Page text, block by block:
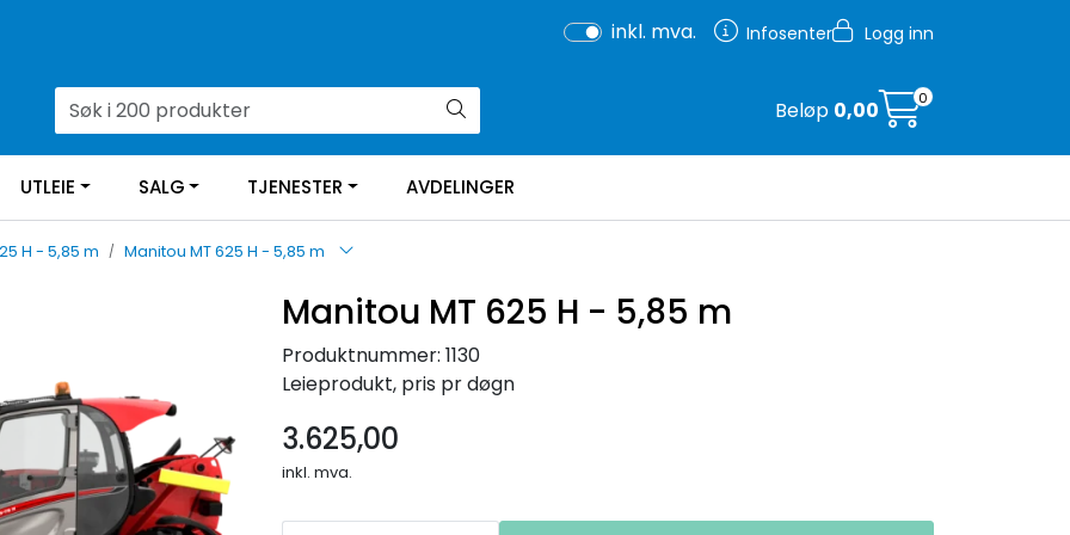
inkl. mva. Infosenter Logg inn
Beløp 0,00 0
UTLEIE SALG TJENESTER AVDELINGER
H - 5,85 m Manitou MT 625 H - 5,85 m
Manitou MT 625 H - 5,85 m
Produktnummer: 1130
Leieprodukt, pris pr døgn
3.625,00
inkl. mva.